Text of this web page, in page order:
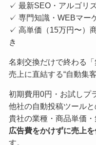
✓ 最新SEO・アルゴリ
✓ 専門知識・WEBマー
✓ 高単価（15万円〜）
き
名刺交換だけで終わる「
売上に直結する“自動集
初期費用0円・お試しプ
他社の自動投稿ツールと
貴社の業種・商品単価・
広告費をかけずに売上
す。